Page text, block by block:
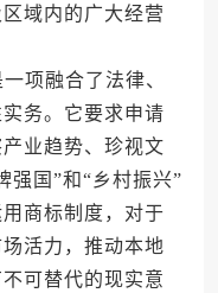
域内的广大经营
项融合了法律、
务。它要求申请
业趋势、珍视文
强国”和“乡村振兴”
商标制度，对于
活力，推动本地
可替代的现实意